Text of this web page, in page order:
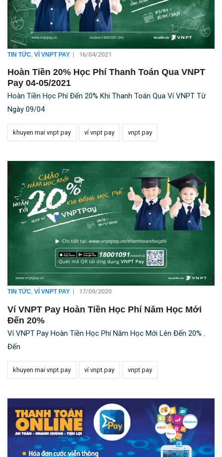
TIN TỨC VÍ VNPT PAY | 16/04/2021
Hoàn Tiền 20% Học Phí Thanh Toán Qua VNPT
Pay 04-05/2021
Hoàn Tiền Học Phí Đến 20% Khi Thanh Toán Qua Ví VNPT Từ
Ngày 09/04
khuyen mai vnpt pay ví vnpt pay vnpt pay
TIN TỨC, VÍ VNPT PAY | 17/09/2020
Ví VNPT Pay Hoàn Tiền Học Phí Năm Học Mới
Đến 20%
Ví VNPT Pay Hoàn Tiền Học Phí Năm Học Mới Lên Đến 20% .
Đến
khuyen mai vnpt pay ví vnpt pay vnpt pay